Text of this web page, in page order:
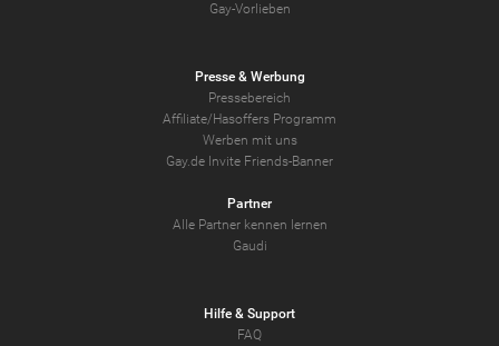
Gay-Vorlieben
Presse & Werbung
Pressebereich
Affiliate/Hasoffers Programm
Werben mit uns
Gay.de Invite Friends-Banner
Partner
Alle Partner kennen lernen
Gaudi
Hilfe & Support
FAQ